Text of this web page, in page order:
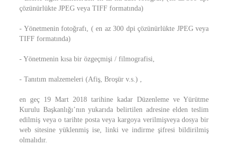
çözünürlükte JPEG veya TIFF formatında)
- Yönetmenin fotoğrafı, ( en az 300 dpi çözünürlükte JPEG veya
TIFF formatında)
- Yönetmenin kısa bir özgeçmişi / filmografisi,
- Tanıtım malzemeleri (Afiş, Broşür v.s.) ,
en geç 19 Mart 2018 tarihine kadar Düzenleme ve Yürütme
Kurulu Başkanlığı’nın yukarıda belirtilen adresine elden teslim
edilmiş veya o tarihte posta veya kargoya verilmişveya dosya bir
web sitesine yüklenmiş ise, linki ve indirme şifresi bildirilmiş
olmalıdır.